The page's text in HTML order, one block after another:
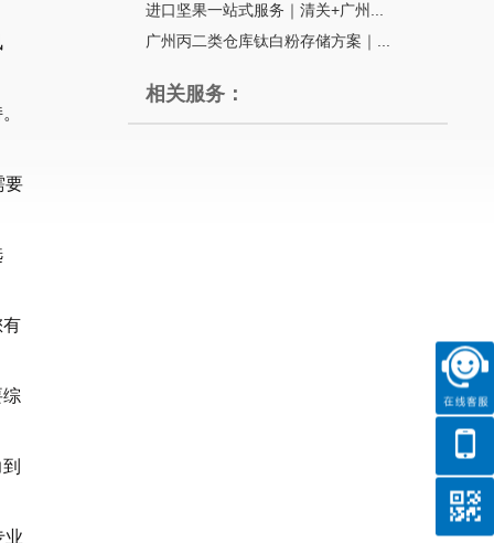
要
有
业
进口坚果一站式服务｜清关+广州...
广州丙二类仓库钛白粉存储方案｜...
相关服务：